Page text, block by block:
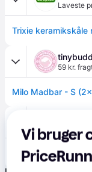
Laveste
59 kr.
Milo Madbar - S
49 kr. fragt
Skålesæt keramik/
Vi bruger